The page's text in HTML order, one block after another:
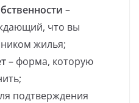
–
что вы
жилья;
– форма, которую
подтверждения